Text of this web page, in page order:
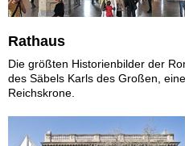
Rathaus
Die größten Historienbilder der
des Säbels Karls des Großen,
Reichskrone.